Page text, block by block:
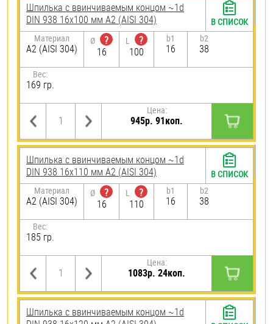
Шпилька c ввинчиваемым концом ~1d
DIN 938 16х100 мм А2 (AISI 304)
Материал
А2 (AISI 304)
Ø
?
16
L
?
100
b1
16
b2
38
Вес:
169 гр.
Цена:
945р. 91коп.
В СПИСОК
Шпилька c ввинчиваемым концом ~1d
DIN 938 16х110 мм А2 (AISI 304)
Материал
А2 (AISI 304)
Ø
?
16
L
?
110
b1
16
b2
38
Вес:
185 гр.
Цена:
1083р. 24коп.
В СПИСОК
Шпилька c ввинчиваемым концом ~1d